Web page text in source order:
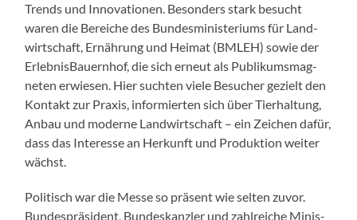
Trends und Inno­va­tio­nen. Beson­ders stark besucht
waren die Bere­iche des Bun­desmin­is­teri­ums für Land­
wirtschaft, Ernährung und Heimat (BMLEH) sowie der
Erleb­nis­Bauern­hof, die sich erneut als Pub­likums­mag­
neten erwiesen. Hier sucht­en viele Besuch­er gezielt den
Kon­takt zur Prax­is, informierten sich über Tier­hal­tung,
Anbau und mod­erne Land­wirtschaft – ein Zeichen dafür,
dass das Inter­esse an Herkun­ft und Pro­duk­tion weit­er
wächst.
Poli­tisch war die Messe so präsent wie sel­ten zuvor.
Bun­de­spräsi­dent, Bun­deskan­zler und zahlre­iche Min­is­